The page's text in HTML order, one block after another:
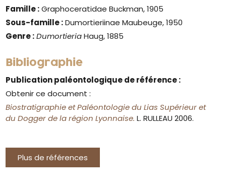
Famille :Graphoceratidae Buckman, 1905
Sous-famille :Dumortieriinae Maubeuge, 1950
Genre : DumortieriaHaug, 1885
Bibliographie
Publication paléontologique de référence :
Obtenir ce document :
Biostratigraphie et Paléontologie du Lias Supérieur et
du Dogger de la région Lyonnaise.L. RULLEAU 2006.
Plus de références